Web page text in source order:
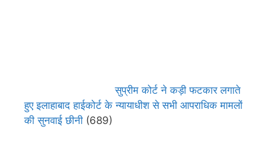
सुप्रीम कोर्ट ने कड़ी फटकार लगाते
हुए इलाहाबाद हाईकोर्ट के न्यायाधीश से सभी आपराधिक मामलों
की सुनवाई छीनी (689)